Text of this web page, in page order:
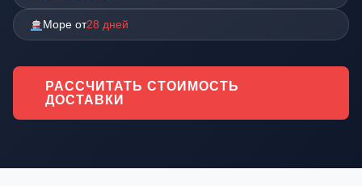
Море от28 дней
РАССЧИТАТЬ СТОИМОСТЬ
ДОСТАВКИ